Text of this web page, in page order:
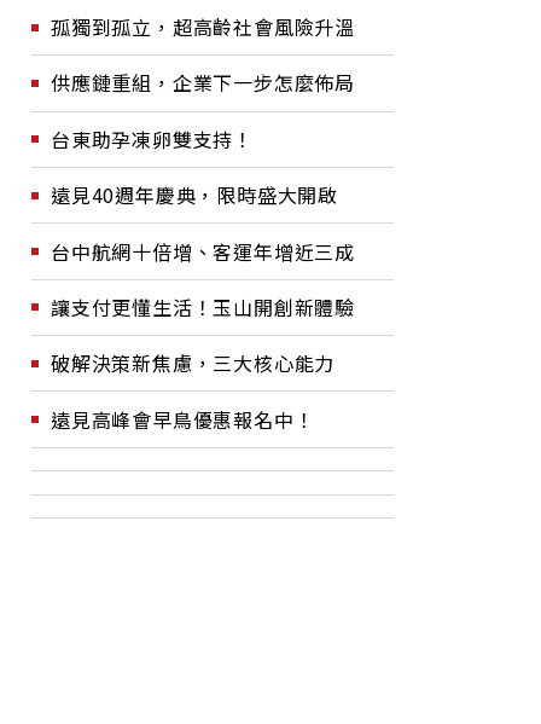
孤獨到孤立，超高齡社會風險升溫
供應鏈重組，企業下一步怎麼佈局
台東助孕凍卵雙支持！
遠見40週年慶典，限時盛大開啟
台中航網十倍增、客運年增近三成
讓支付更懂生活！玉山開創新體驗
破解決策新焦慮，三大核心能力
遠見高峰會早鳥優惠報名中！